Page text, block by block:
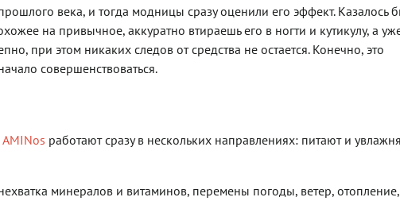
века, и тогда модницы сразу оценили его эффект. Казалось
на привычное, аккуратно втираешь его в ногти и кутикулу, а
при этом никаких следов от средства не остается. Конечно, это
совершенствоваться.
AMINos работают сразу в нескольких направлениях: питают и
минералов и витаминов, перемены погоды, ветер,